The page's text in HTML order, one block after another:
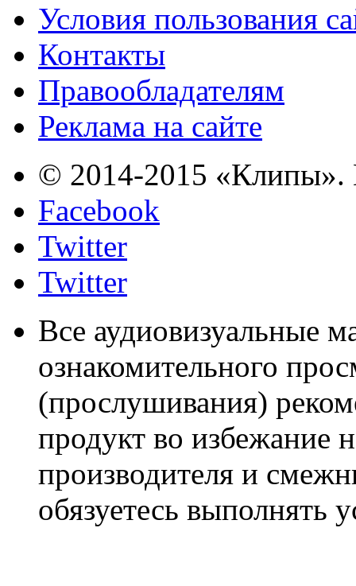
Условия пользования
Контакты
Правообладателям
Реклама на сайте
© 2014-2015 «Клипы».
Facebook
Twitter
Twitter
Все аудиовизуальные
ознакомительного
(прослушивания)
продукт во избежание
производителя и
обязуетесь выполнять